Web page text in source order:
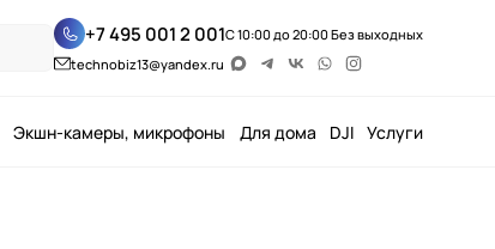
+7 495 001 2 001С 10:00 до 20:00 Без выходных
technobiz13@yandex.ru
Экшн-камеры, микрофоны Для дома DJI Услуги